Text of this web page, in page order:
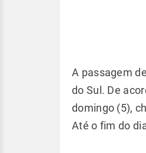
A passagem
do Sul. De
domingo (5),
Até o fim do